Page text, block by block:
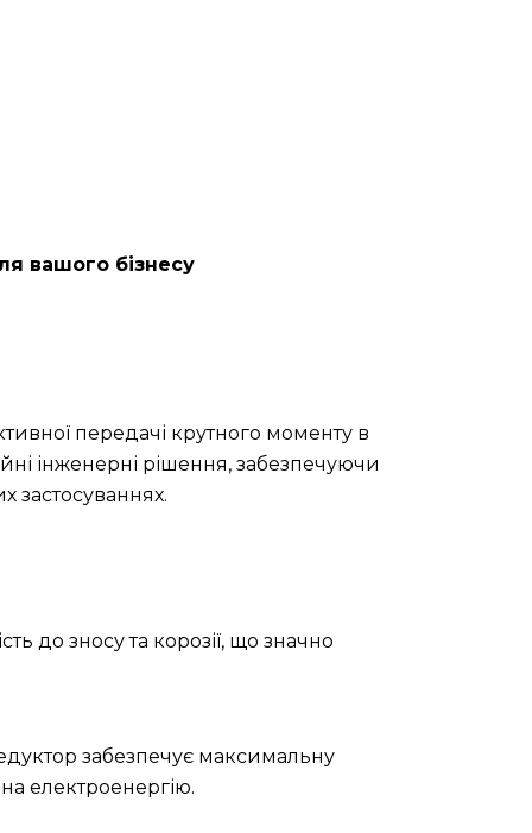
вашого бізнесу
передачі крутного моменту в
інженерні рішення, забезпечуючи
застосуваннях.
до зносу та корозії, що значно
забезпечує максимальну
електроенергію.